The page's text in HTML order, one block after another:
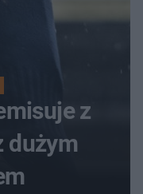
z
dużym